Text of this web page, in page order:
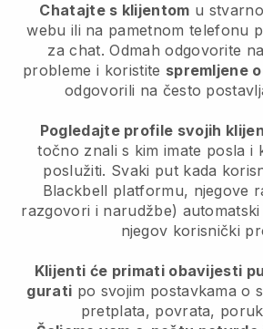
Chatajte s klijentom u
webu ili na pametnom telefonu
za chat. Odmah odgovorite
probleme i koristite spremljene
odgovorili na često
Pogledajte profile svojih
točno znali s kim imate posla i
poslužiti. Svaki put kada
Blackbell platformu, njegove
razgovori i narudžbe)
njegov korisnički
Klijenti će primati obavijesti
gurati po svojim postavkama o
pretplata, povrata,